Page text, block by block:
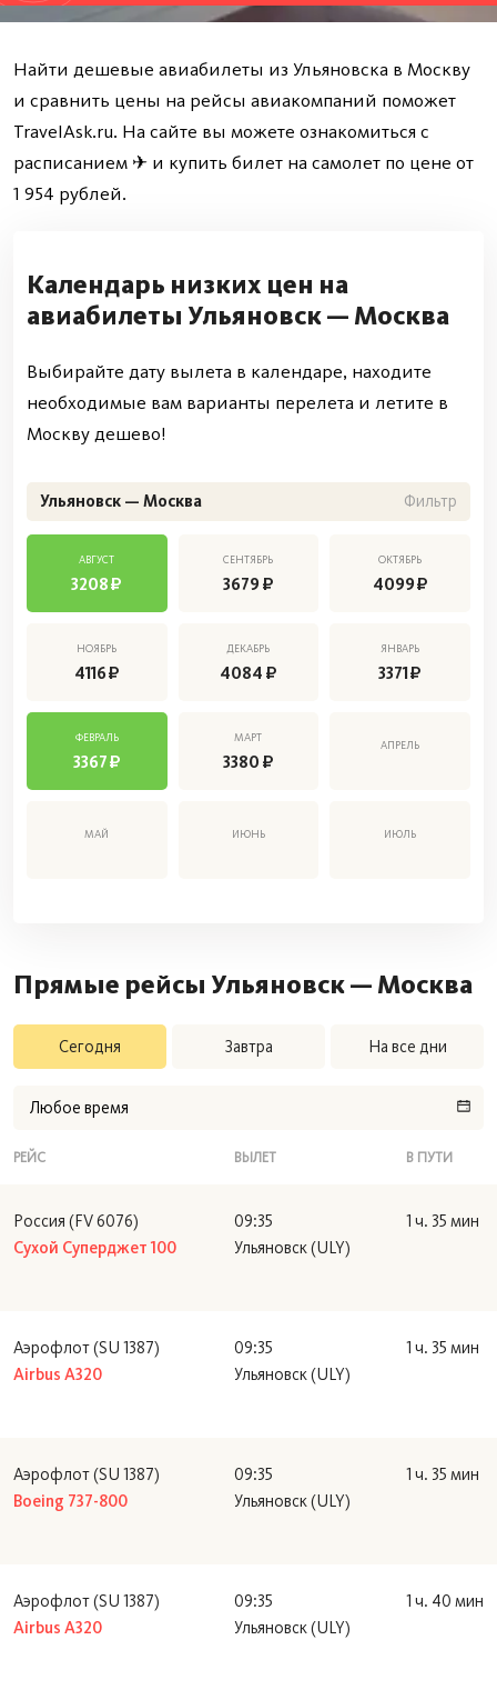
Найти дешевые авиабилеты из Ульяновска в Москву
и сравнить цены на рейсы авиакомпаний поможет
TravelAsk.ru. На сайте вы можете ознакомиться с
расписанием ✈ и купить билет на самолет по цене от
1 954 рублей.
Календарь низких цен на
авиабилеты Ульяновск — Москва
Выбирайте дату вылета в календаре, находите
необходимые вам варианты перелета и летите в
Москву дешево!
Ульяновск — Москва Фильтр
АВГУСТ
3208
СЕНТЯБРЬ
3679
ОКТЯБРЬ
4099
НОЯБРЬ
4116
ДЕКАБРЬ
4084
ЯНВАРЬ
3371
ФЕВРАЛЬ
3367
МАРТ
3380
АПРЕЛЬ
МАЙ ИЮНЬ ИЮЛЬ
Прямые рейсы Ульяновск — Москва
Сегодня Завтра На все дни
Любое время
РЕЙС ВЫЛЕТ В ПУТИ
Россия (FV 6076)
Сухой Суперджет 100
09:35
Ульяновск (ULY)
1 ч. 35 мин
Аэрофлот (SU 1387)
Airbus A320
09:35
Ульяновск (ULY)
1 ч. 35 мин
Аэрофлот (SU 1387)
Boeing 737-800
09:35
Ульяновск (ULY)
1 ч. 35 мин
Аэрофлот (SU 1387)
Airbus A320
09:35
Ульяновск (ULY)
1 ч. 40 мин